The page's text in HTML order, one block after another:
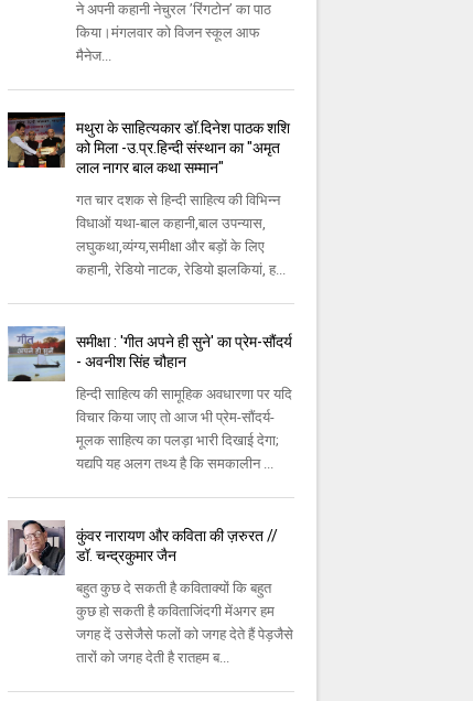
ने अपनी कहानी नेचुरल ’रिंगटोन’ का पाठ
किया।मंगलवार को विजन स्कूल आफ
मैनेज...
मथुरा के साहित्यकार डॉ.दिनेश पाठक शशि
को मिला -उ.प्र.हिन्दी संस्थान का "अमृत
लाल नागर बाल कथा सम्मान"
गत चार दशक से हिन्दी साहित्य की विभिन्न
विधाओं यथा-बाल कहानी,बाल उपन्यास,
लघुकथा,व्यंग्य,समीक्षा और बड़ों के लिए
कहानी, रेडियो नाटक, रेडियो झलकियां, ह...
समीक्षा : 'गीत अपने ही सुने' का प्रेम-सौंदर्य
- अवनीश सिंह चौहान
हिन्दी साहित्य की सामूहिक अवधारणा पर यदि
विचार किया जाए तो आज भी प्रेम-सौंदर्य-
मूलक साहित्य का पलड़ा भारी दिखाई देगा;
यद्यपि यह अलग तथ्य है कि समकालीन ...
कुंवर नारायण और कविता की ज़रुरत //
डॉ. चन्द्रकुमार जैन
बहुत कुछ दे सकती है कविताक्यों कि बहुत
कुछ हो सकती है कविताजिंदगी मेंअगर हम
जगह दें उसेजैसे फलों को जगह देते हैं पेड़जैसे
तारों को जगह देती है रातहम ब...